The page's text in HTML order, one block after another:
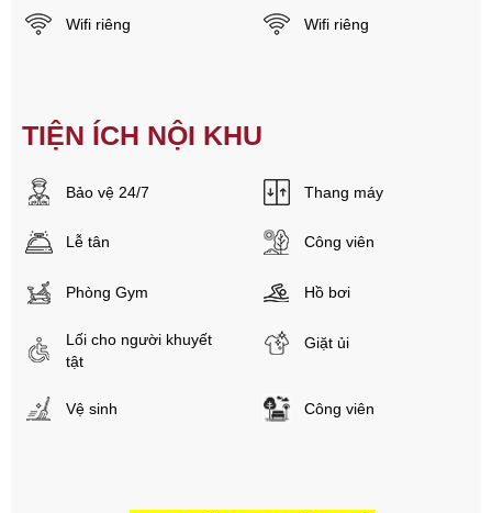
Wifi riêng Wifi riêng
TIỆN ÍCH NỘI KHU
Bảo vệ 24/7 Thang máy
Lễ tân Công viên
Phòng Gym Hồ bơi
Lối cho người khuyết
tật
Giặt ủi
Vệ sinh Công viên